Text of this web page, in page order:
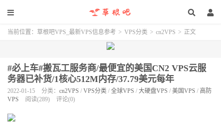
当前位置： 草根吧VPS_最新VPS信息参考 > VPS分类 > cn2VPS > 正文
#必上车#搬瓦工服务商/最便宜的美国CN2 VPS云服
务器已补货/1核心512M内存/37.79美元每年
2022-01-15 分类： cn2VPS / VPS分类 / 全球VPS / 大硬盘VPS / 美国VPS / 高防
VPS
阅读(289) 评论(0)